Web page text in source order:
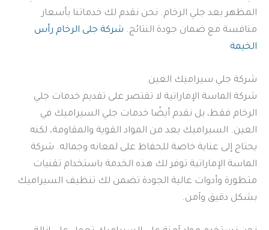
المظهر بعد جلي الرخام. نحن نقدم لك خدماتنا بأسعار
منافسة مع ضمان جودة النتائج. شركة جلى الرخام رأس
الخيمة
شركة جلي سيراميك العين
شركة الماسة الإماراتية لا تقتصر على تقديم خدمات جلي
الرخام فقط، بل نقدم أيضًا خدمات جلي السيراميك في
العين. السيراميك يعد من المواد القوية والمقاومة، لكنه
يحتاج إلى عناية خاصة للحفاظ على لمعانه وجماله. شركة
الماسة الإماراتية توفر لك هذه الخدمة باستخدام تقنيات
متطورة وأدوات عالية الجودة تضمن لك تنظيف السيراميك
بشكل دقيق وآمن.